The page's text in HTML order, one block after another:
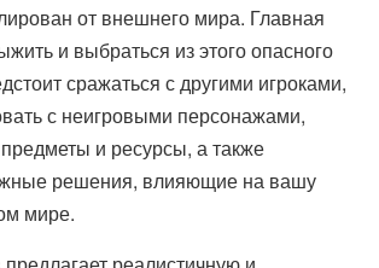
от внешнего мира. Главная
и выбраться из этого опасного
сражаться с другими игроками,
с неигровыми персонажами,
и ресурсы, а также
решения, влияющие на вашу
мире.